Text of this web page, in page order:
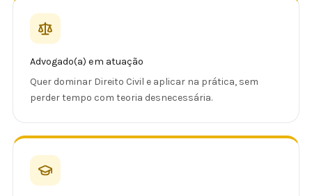
Advogado(a) em atuação
Quer dominar Direito Civil e aplicar na prática, sem
perder tempo com teoria desnecessária.